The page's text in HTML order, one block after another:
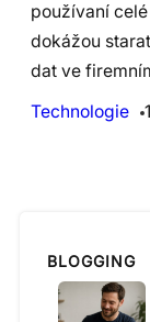
používaní
dokážou
dat ve
Technologie
BLOGGING